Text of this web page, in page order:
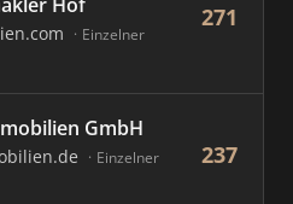
Einzelner
271
GmbH
Einzelner
237